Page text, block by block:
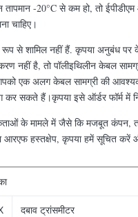
तापमान -20°C से कम हो, तो
चाहिए।
से शामिल नहीं हैं. कृपया अनुबंध पर
नहीं है, तो पॉलीइथिलीन केबल
एक अलग केबल सामग्री की
कर सकते हैं।कृपया इसे ऑर्डर फॉर्म में
के मामले में जैसे कि मजबूत कंपन,
आरएफ हस्तक्षेप, कृपया हमें सूचित
दबाव ट्रांसमीटर